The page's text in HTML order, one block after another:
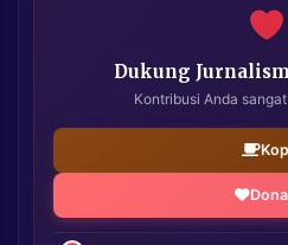
Dukung
Kontribusi Anda